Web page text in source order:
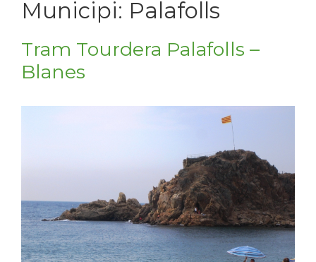
Municipi: Palafolls
Tram Tourdera Palafolls –
Blanes